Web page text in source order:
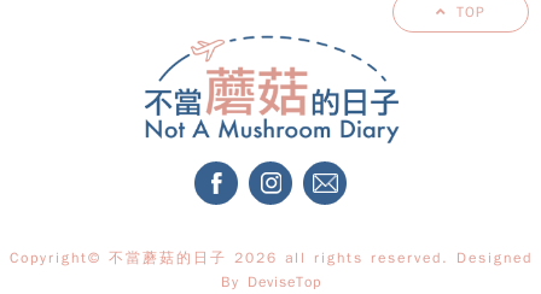
TOP
Copyright© 不當蘑菇的日子 2026 all rights reserved. Designed
By DeviseTop